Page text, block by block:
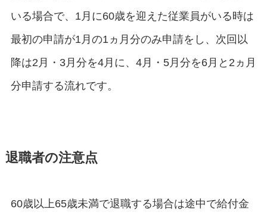
いる場合で、1月に60歳を迎えた従業員がいる時は
最初の申請が1月の1ヵ月分のみ申請をし、次回以
降は2月・3月分を4月に、4月・5月分を6月と2ヵ月
分申請する流れです。
退職者の注意点
60歳以上65歳未満で退職する場合は途中で給付金